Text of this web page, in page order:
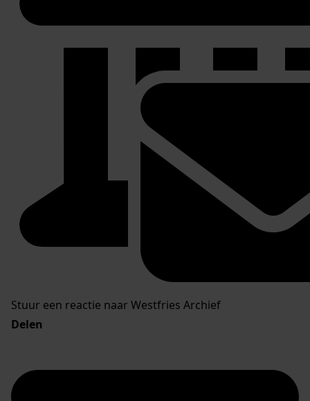
Stuur een reactie naar Westfries Archief
Delen